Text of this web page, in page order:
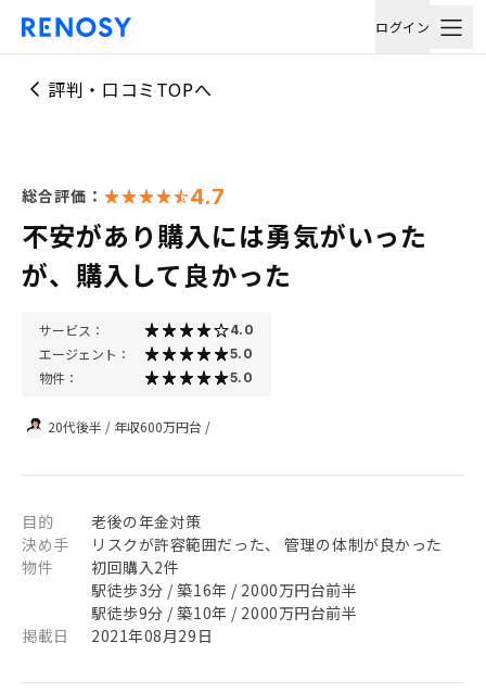
ログイン
評判・口コミTOPへ
総合評価： 4.7
不安があり購入には勇気がいった
が、購入して良かった
サービス： 4.0
エージェント： 5.0
物件： 5.0
20代後半 / 年収600万円台 /
目的
老後の年金対策
決め手
リスクが許容範囲だった、 管理の体制が良かった
物件
初回購入2件
駅徒歩3分 / 築16年 / 2000万円台前半
駅徒歩9分 / 築10年 / 2000万円台前半
掲載日
2021年08月29日